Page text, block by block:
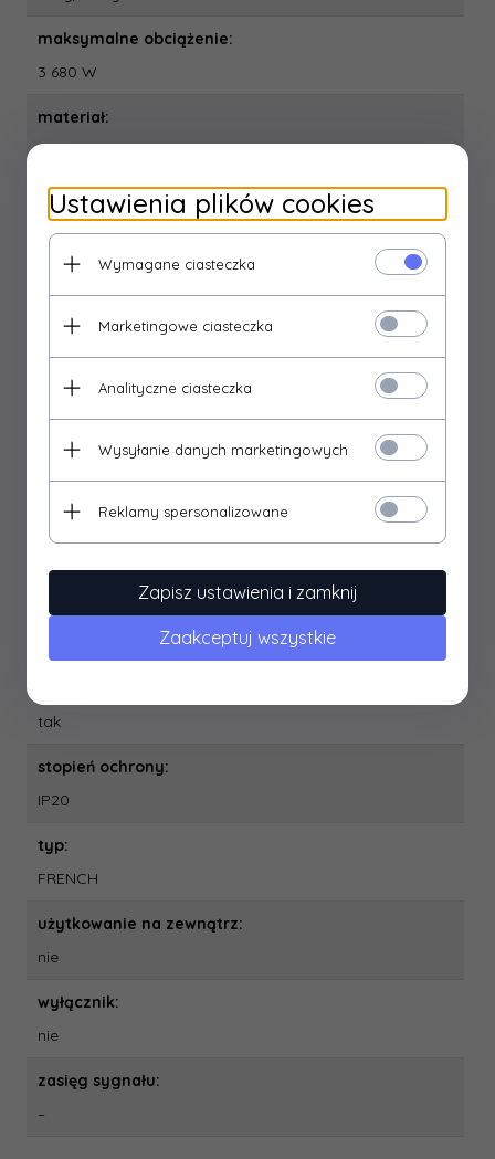
maksymalne obciążenie:
3 680 W
materiał:
tworzywo
możliwość sterowania:
nie
napięcie/prąd:
opakowanie:
1 szt., zawieszka
położenie styku ochronnego:
rozgałęźnik 2× + 1× USB-A (QC 20 W) + 1× USB-C (PD 20
tak
stopień ochrony:
IP20
typ:
FRENCH
użytkowanie na zewnątrz:
nie
wyłącznik:
nie
zasięg sygnału:
–
Ustawienia plików cookies
Wymagane ciasteczka
Marketingowe ciasteczka
Analityczne ciasteczka
Wysyłanie danych marketingowych
Reklamy spersonalizowane
Zapisz ustawienia i zamknij
Zaakceptuj wszystkie